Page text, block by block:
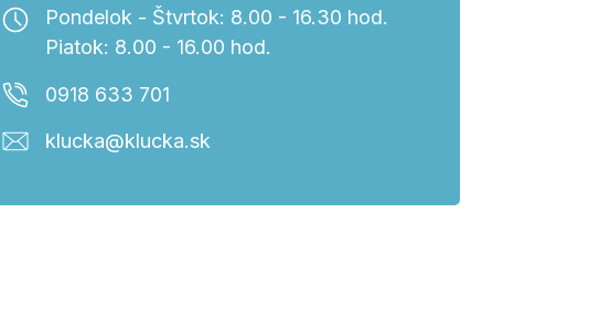
Pondelok - Štvrtok: 8.00 - 16.30 hod.
Piatok: 8.00 - 16.00 hod.
0918 633 701
klucka@klucka.sk